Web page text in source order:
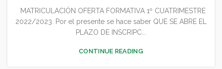
CULTURA,DEPORTES, GENERAL,JUVENTUD - INFANCIA
MATRICULACIÓN OFERTA FORMATIVA 1º CUATRIMESTRE
2022/2023. Por el presente se hace saber QUE SE ABRE EL
PLAZO DE INSCRIPC...
CONTINUE READING